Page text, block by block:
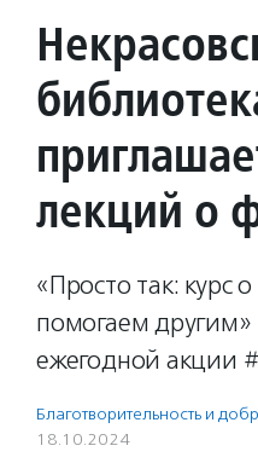
лекций о
«Просто так: курс
помогаем
ежегодной акции
Благотвори­тель­ность и
18.10.2024